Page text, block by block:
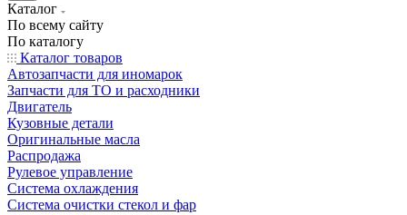
Каталог
По всему сайту
По каталогу
Каталог товаров
Автозапчасти для иномарок
Запчасти для ТО и расходники
Двигатель
Кузовные детали
Оригинальные масла
Распродажа
Рулевое управление
Система охлаждения
Система очистки стекол и фар